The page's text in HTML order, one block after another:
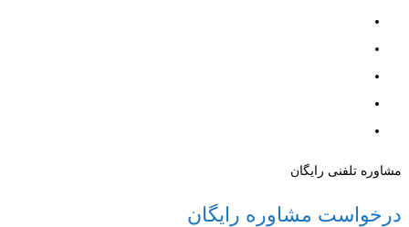
مشاوره تلفنی رایگان
درخواست مشاوره رایگان